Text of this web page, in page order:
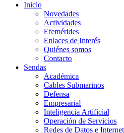
Inicio
Novedades
Actividades
Efemérides
Enlaces de Interés
Quiénes somos
Contacto
Sendas
Académica
Cables Submarinos
Defensa
Empresarial
Inteligencia Artificial
Operación de Servicios
Redes de Datos e Internet